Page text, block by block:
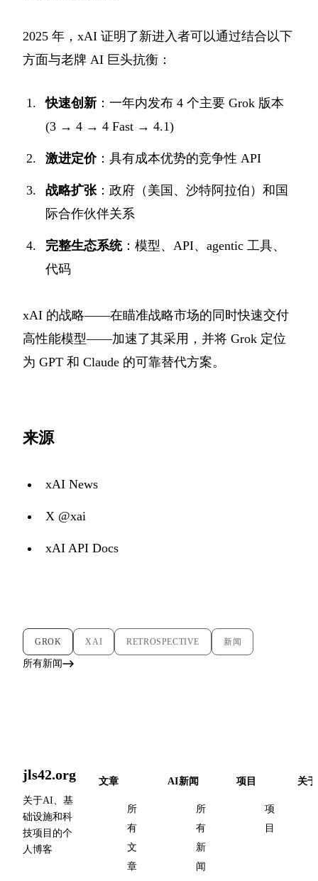
2025 年，xAI 证明了新进入者可以通过结合以下
方面与老牌 AI 巨头抗衡：
快速创新 ：一年内发布 4 个主要 Grok 版本
(3 → 4 → 4 Fast → 4.1)
激进定价：具有成本优势的竞争性 API
战略扩张：政府（美国、沙特阿拉伯）和国
际合作伙伴关系
完整生态系统：模型、API、agentic 工具、
代码
xAI 的战略——在瞄准战略市场的同时快速交付
高性能模型——加速了其采用，并将 Grok 定位
为 GPT 和 Claude 的可靠替代方案。
来源
xAI News
X @xai
xAI API Docs
GROK XAI RETROSPECTIVE 新闻
所有新闻
jls42.org
关于AI、基
础设施和科
技项目的个
人博客
文章
所
有
文
章
AI新闻
所
有
新
闻
项目
项
目
关于